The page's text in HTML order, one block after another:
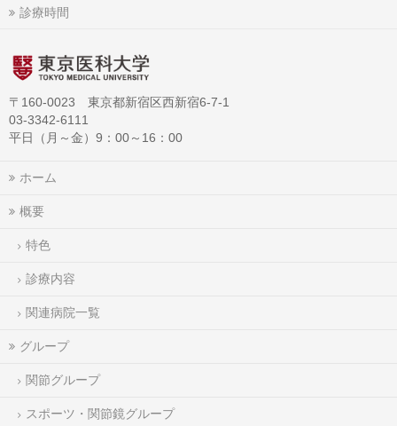
診療時間
〒160-0023 東京都新宿区西新宿6-7-1
03-3342-6111
平日（月～金）9：00～16：00
ホーム
概要
特色
診療内容
関連病院一覧
グループ
関節グループ
スポーツ・関節鏡グループ